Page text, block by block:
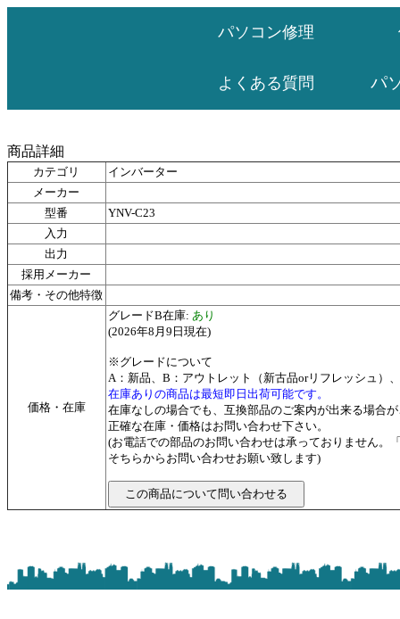
パソコン修理
よくある質問 パ
商品詳細
カテゴリ
インバーター
メーカー
型番
YNV-C23
入力
出力
採用メーカー
備考・その他特徴
価格・在庫
グレードB在庫: あり
(2026年8月9日現在)
※グレードについて
A：新品、B：アウトレット（新古品orリフレッシュ）
在庫ありの商品は最短即日出荷可能です。
在庫なしの場合でも、互換部品のご案内が出来る場合
正確な在庫・価格はお問い合わせ下さい。
(お電話での部品のお問い合わせは承っておりません。
そちらからお問い合わせお願い致します)